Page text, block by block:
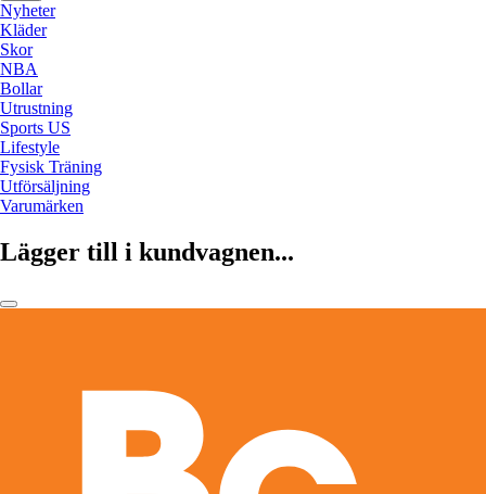
Nyheter
Kläder
Skor
NBA
Bollar
Utrustning
Sports US
Lifestyle
Fysisk Träning
Utförsäljning
Varumärken
Lägger till i kundvagnen...